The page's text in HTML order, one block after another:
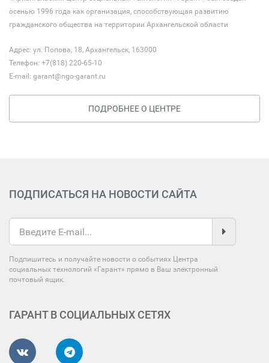
осенью 1996 года как организация, способствующая развитию
гражданского общества на территории Архангельской области
Адрес: ул. Попова, 18, Архангельск, 163000
Телефон: +7(818) 220-65-10
E-mail: garant@ngo-garant.ru
ПОДРОБНЕЕ О ЦЕНТРЕ
ПОДПИСАТЬСЯ НА НОВОСТИ САЙТА
Подпишитесь и получайте новости о событиях Центра
социальных технологий «Гарант» прямо в Ваш электронный
почтовый ящик.
ГАРАНТ В СОЦИАЛЬНЫХ СЕТЯХ